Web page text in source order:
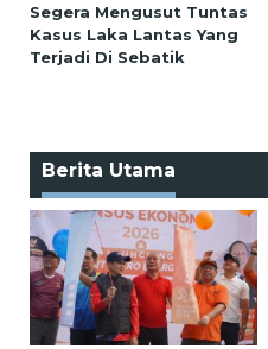
Segera Mengusut Tuntas
Kasus Laka Lantas Yang
Terjadi Di Sebatik
Berita Utama